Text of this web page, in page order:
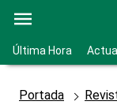
Última Hora
Portada